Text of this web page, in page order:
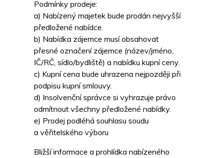
Podmínky prodeje:
a) Nabízený majetek bude prodán nejvyšší
předložené nabídce.
b) Nabídka zájemce musí obsahovat
přesné označení zájemce (název/jméno,
IČ/RČ, sídlo/bydliště) a nabídku kupní ceny.
c) Kupní cena bude uhrazena nejpozději při
podpisu kupní smlouvy.
d) Insolvenční správce si vyhrazuje právo
odmítnout všechny předložené nabídky.
e) Prodej podléhá souhlasu soudu
a věřitelského výboru
Bližší informace a prohlídka nabízeného